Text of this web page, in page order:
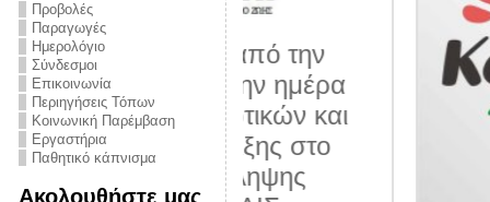
Προβολές
Παραγωγές
Ημερολόγιο
Σύνδεσμοι
Επικοινωνία
Περιηγήσεις Τόπων
Κοινωνική Παρέμβαση
Εργαστήρια
Παθητικό κάπνισμα
Ακολουθήστε μας
από την
την ημέρα
και
στο
Πρόληψης